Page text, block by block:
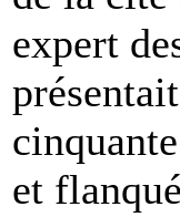
expert
et